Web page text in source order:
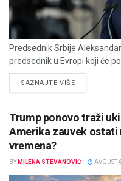
Predsednik Srbije
predsednik u Evropi koji će
SAZNAJTE VIŠEDETAILS
Trump ponovo traži
Amerika zauvek ostati
vremena?
BY MILENA STEVANOVIĆ AVGUST